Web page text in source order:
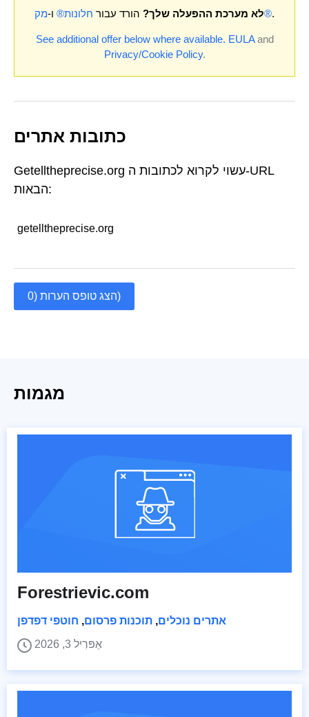
לא מערכת ההפעלה שלך? הורד עבור חלונות® ו- מק®.
See additional offer below where available. EULAand
Privacy/Cookie Policy.
כתובות אתרים
Getelltheprecise.org עשוי לקרוא לכתובות ה-URL
הבאות:
getelltheprecise.org
הצג טופס הערות (0)
מגמות
Forestrievic.com
אתרים נוכלים, תוכנות פרסום, חוטפי דפדפן
אַפּרִיל 3, 2026